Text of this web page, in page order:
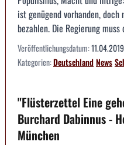
ist genügend vorhanden,
bezahlen. Die Regierung
Veröffentlichungsdatum:11.04.2019
Kategorien:DeutschlandNews
"Flüsterzettel Eine
Burchard Dabinnus -
München